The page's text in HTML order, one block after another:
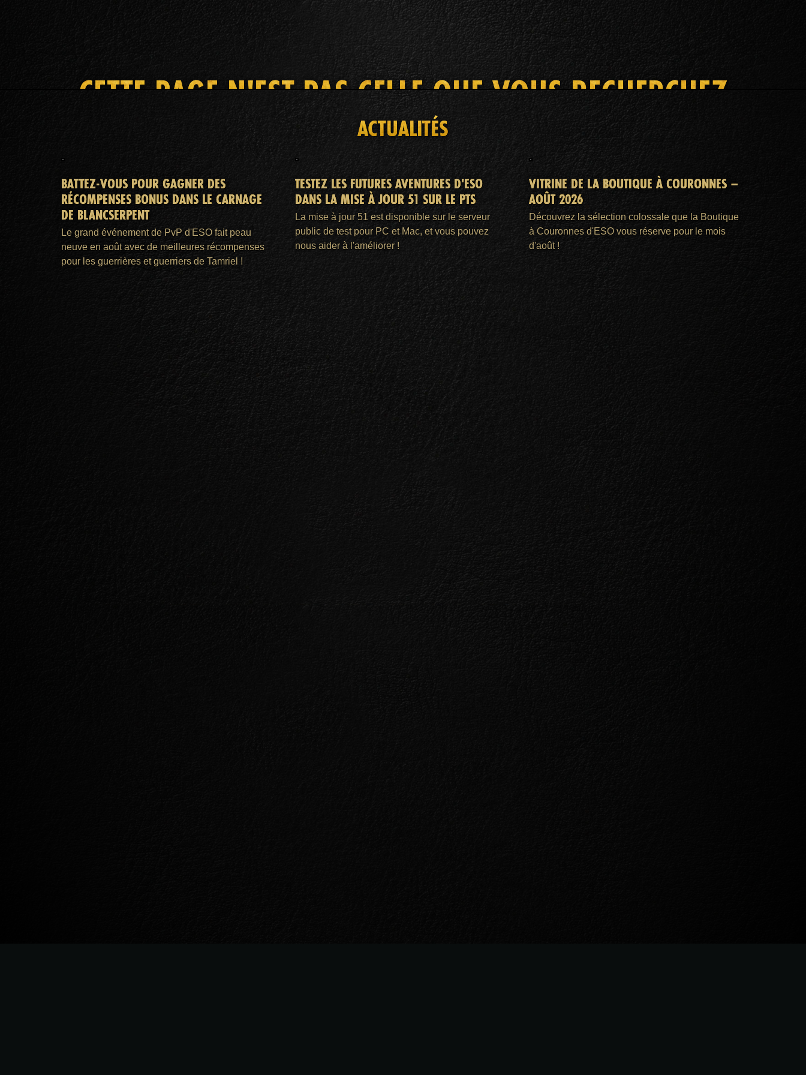
CETTE PAGE N'EST PAS CELLE QUE VOUS RECHERCHEZ
ACCUEIL ADHÉSION ESO PLUS™
ACTUALITÉS
BATTEZ-VOUS POUR GAGNER DES
RÉCOMPENSES BONUS DANS LE CARNAGE
DE BLANCSERPENT
Le grand événement de PvP d'ESO fait peau
neuve en août avec de meilleures récompenses
pour les guerrières et guerriers de Tamriel !
TESTEZ LES FUTURES AVENTURES D'ESO
DANS LA MISE À JOUR 51 SUR LE PTS
La mise à jour 51 est disponible sur le serveur
public de test pour PC et Mac, et vous pouvez
nous aider à l'améliorer !
VITRINE DE LA BOUTIQUE À COURONNES –
AOÛT 2026
Découvrez la sélection colossale que la Boutique
à Couronnes d'ESO vous réserve pour le mois
d'août !